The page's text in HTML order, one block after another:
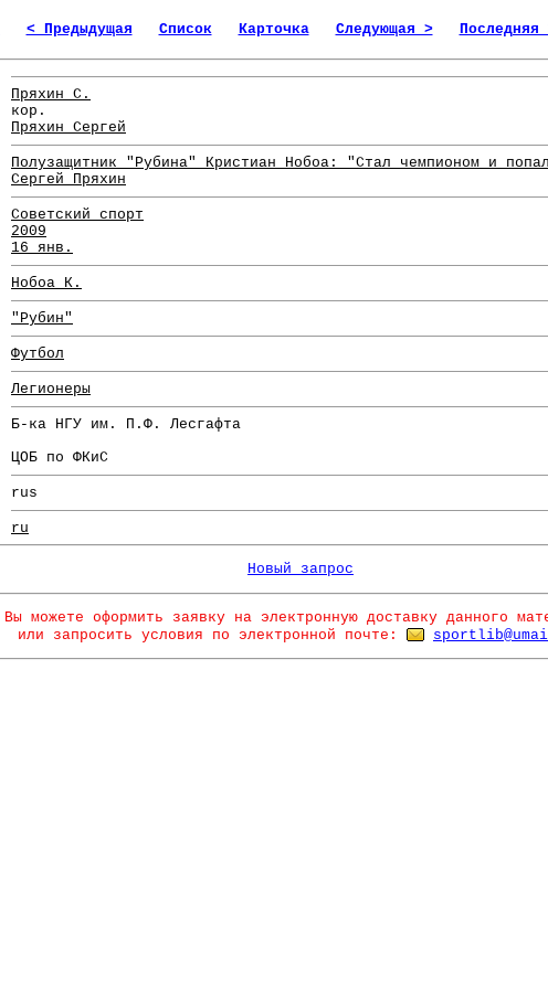
< Предыдущая Список Карточка Следующая > Последняя
Пряхин С.
кор.
Пряхин Сергей
Полузащитник "Рубина" Кристиан Нобоа: "Стал чемпионом и
Сергей Пряхин
Советский спорт
2009
16 янв.
Нобоа К.
"Рубин"
Футбол
Легионеры
Б-ка НГУ им. П.Ф. Лесгафта
ЦОБ по ФКиС
rus
ru
Новый запрос
Вы можете оформить заявку на электронную доставку данного
или запросить условия по электронной почте: